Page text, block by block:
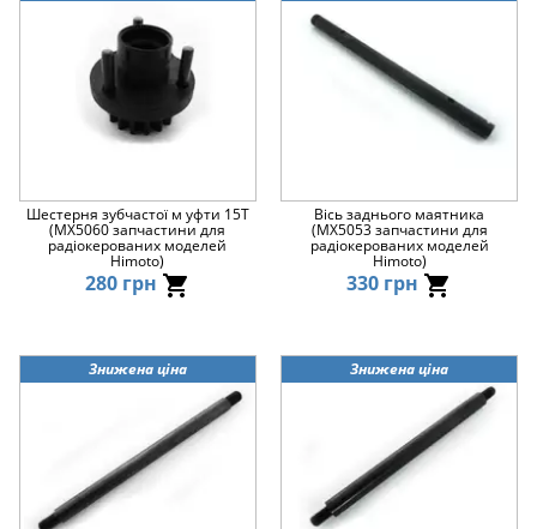
Шестерня зубчастої м уфти 15Т
(MX5060 запчастини для
радіокерованих моделей
Himoto)
280 грн
Вісь заднього маятника
(MX5053 запчастини для
радіокерованих моделей
Himoto)
330 грн
Знижена ціна Знижена ціна